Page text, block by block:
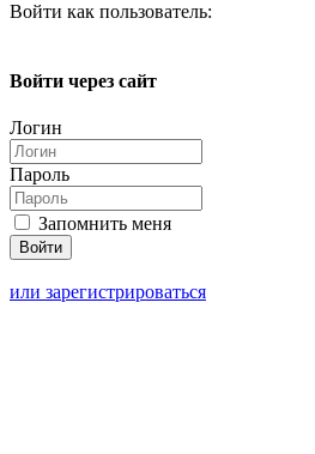
Войти как пользователь:
Войти через сайт
Логин
Пароль
Запомнить меня
или зарегистрироваться